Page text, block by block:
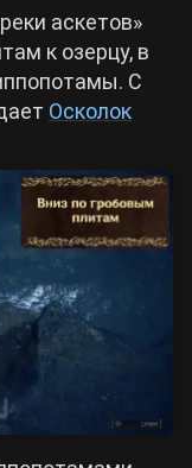
аскетов»
к озерцу, в
С
Осколок